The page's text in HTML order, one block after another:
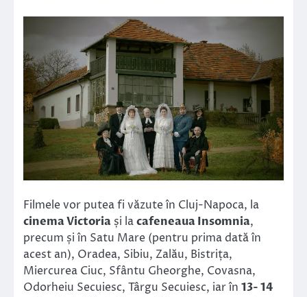
Filmele vor putea fi văzute în Cluj-Napoca, la
cinema Victoria și lacafeneaua Insomnia,
precum și în Satu Mare (pentru prima dată în
acest an), Oradea, Sibiu, Zalău, Bistrița,
Miercurea Ciuc, Sfântu Gheorghe, Covasna,
Odorheiu Secuiesc, Târgu Secuiesc, iar în 13- 14